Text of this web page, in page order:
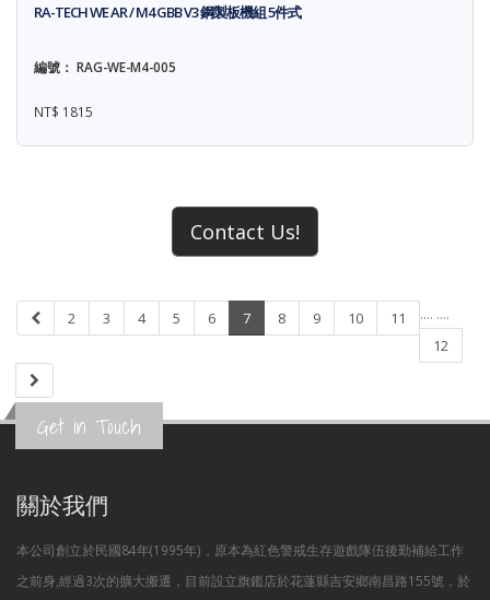
RA-TECH WE AR / M4 GBB V3 鋼製板機組 5件式
編號： RAG-WE-M4-005
NT$ 1815
Contact Us!
....
2 3 4 5 6 7 8 9 10
11
12
....
Get in Touch
關於我們
本公司創立於民國84年(1995年)，原本為紅色警戒生存遊戲隊伍後勤補給工作
之前身,經過3次的擴大搬遷，目前設立旗鑑店於花蓮縣吉安鄉南昌路155號，於